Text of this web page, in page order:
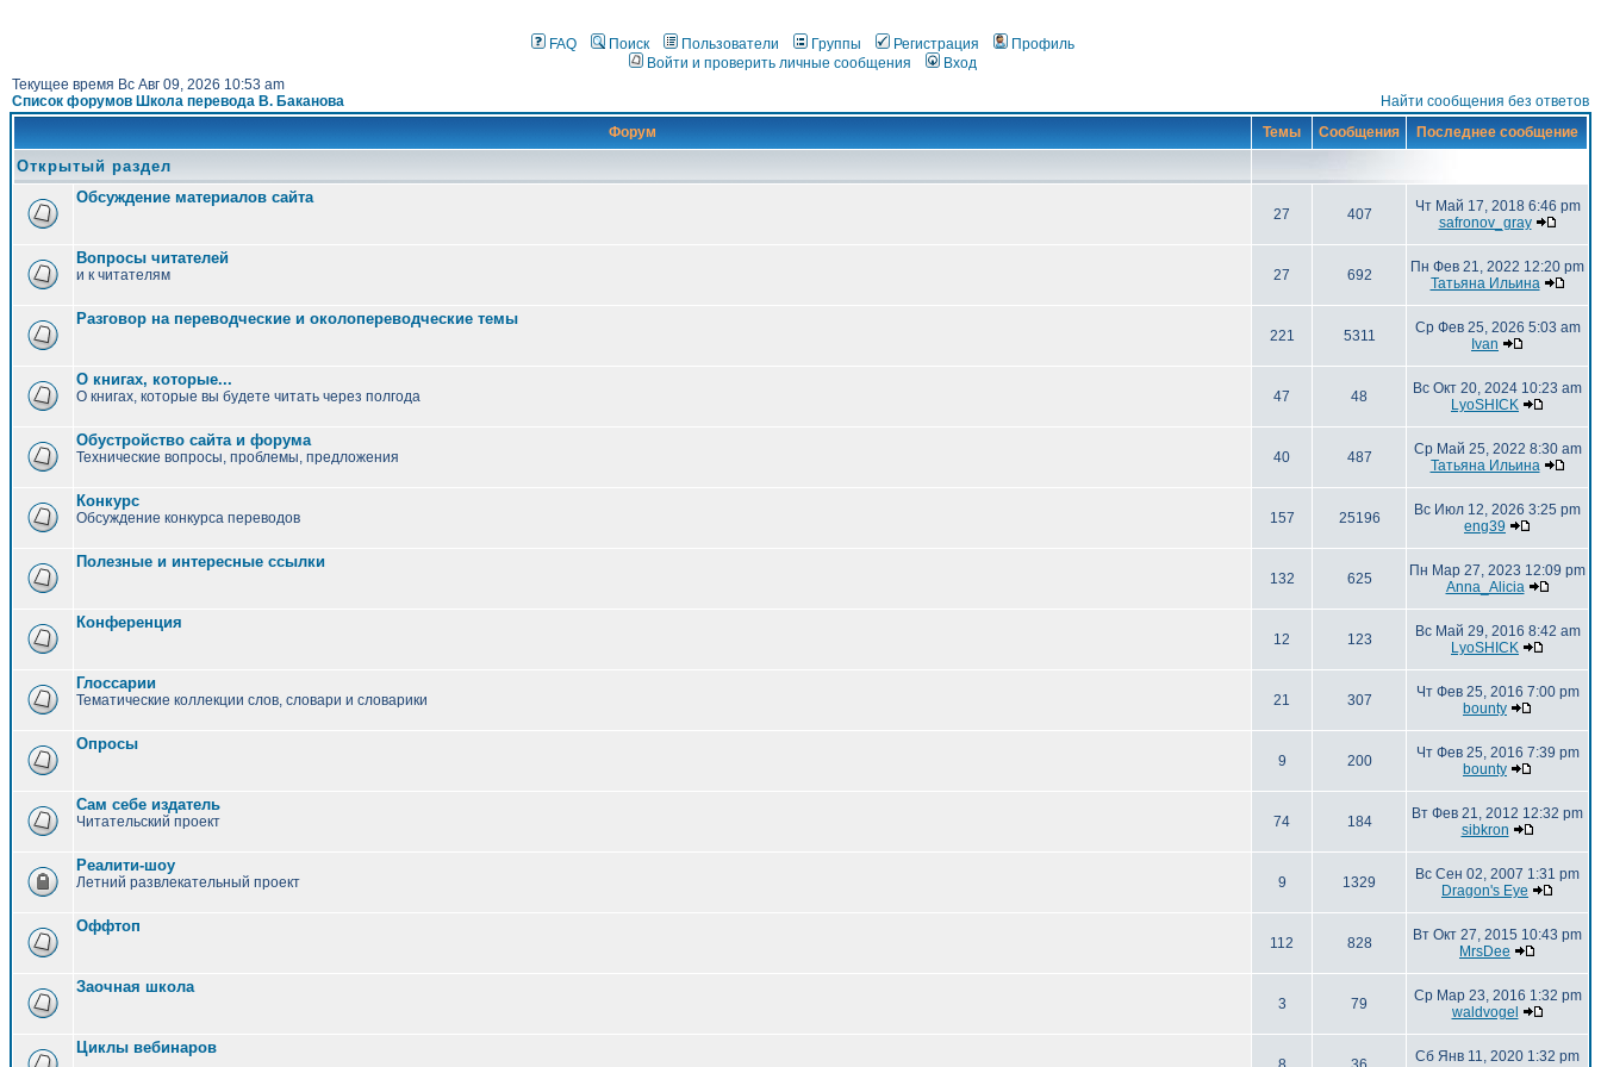
FAQ Поиск Пользователи Группы Регистрация
Профиль
Войти и проверить личные сообщения
Вход
Текущее время Вс Авг 09, 2026 10:53 am
Список форумов Школа перевода В. Баканова
Найти сообщения без ответов
Форум
Темы Сообщения Последнее сообщение
Открытый раздел
Обсуждение материалов сайта
27 407
Чт Май 17, 2018 6:46 pm
safronov_gray
Вопросы читателей
и к читателям 27 692
Пн Фев 21, 2022 12:20 pm
Татьяна Ильина
Разговор на переводческие и околопереводческие темы
221 5311
Ср Фев 25, 2026 5:03 am
Ivan
О книгах, которые...
О книгах, которые вы будете читать через полгода 47 48
Вс Окт 20, 2024 10:23 am
LyoSHICK
Обустройство сайта и форума
Технические вопросы, проблемы, предложения 40 487
Ср Май 25, 2022 8:30 am
Татьяна Ильина
Конкурс
Обсуждение конкурса переводов 157 25196
Вс Июл 12, 2026 3:25 pm
eng39
Полезные и интересные ссылки
132 625
Пн Мар 27, 2023 12:09 pm
Anna_Alicia
Конференция
12 123
Вс Май 29, 2016 8:42 am
LyoSHICK
Глоссарии
Тематические коллекции слов, словари и словарики 21 307
Чт Фев 25, 2016 7:00 pm
bounty
Опросы
9 200
Чт Фев 25, 2016 7:39 pm
bounty
Сам себе издатель
Читательский проект 74 184
Вт Фев 21, 2012 12:32 pm
sibkron
Реалити-шоу
Летний развлекательный проект 9 1329
Вс Сен 02, 2007 1:31 pm
Dragon's Eye
Оффтоп
112 828
Вт Окт 27, 2015 10:43 pm
MrsDee
Заочная школа
3 79
Ср Мар 23, 2016 1:32 pm
waldvogel
Циклы вебинаров
Сб Янв 11, 2020 1:32 pm